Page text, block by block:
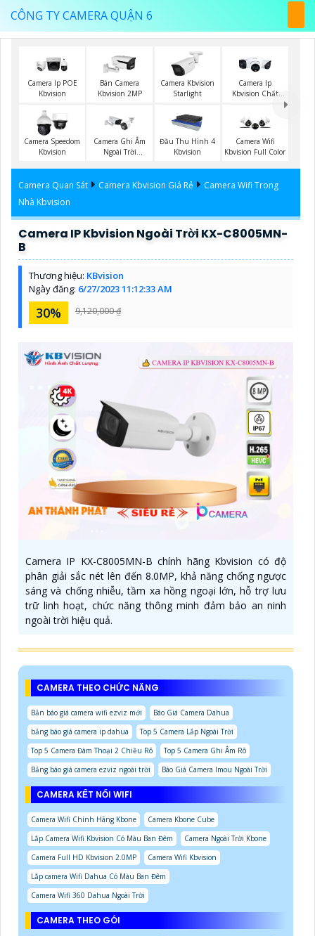
CÔNG TY CAMERA QUẬN 6
Camera Ip POE
Kbvision
Bán Camera
Kbvision 2MP
Camera Kbvision
Starlight
Camera Ip
Kbvision Chất
Camera Speedom
Kbvision
Camera Ghi Âm
Ngoài Trời
Đầu Thu Hình 4
Kbvision
Camera Wifi
Kbvision Full Color
Camera Quan Sát Camera Kbvision Giá Rẻ
Camera Wifi Trong
Nhà Kbvision
Camera IP Kbvision Ngoài Trời KX-C8005MN-
B
Thương hiệu: KBvision
Ngày đăng: 6/27/2023 11:12:33 AM
30% 9,120,000 ₫
Camera IP KX-C8005MN-B chính hãng Kbvision có độ
phân giải sắc nét lên đến 8.0MP, khả năng chống ngược
sáng và chống nhiễu, tầm xa hồng ngoại lớn, hỗ trợ lưu
trữ linh hoạt, chức năng thông minh đảm bảo an ninh
ngoài trời hiệu quả.
CAMERA THEO CHỨC NĂNG
Bản báo giá camera wifi ezviz mới
Báo Giá Camera Dahua
bảng báo giá camera ip dahua
Top 5 Camera Lắp Ngoài Trời
Top 5 Camera Đàm Thoại 2 Chiều Rõ
Top 5 Camera Ghi Âm Rõ
Bảng báo giá camera ezviz ngoài trời
Báo Giá Camera Imou Ngoài Trời
CAMERA KẾT NỐI WIFI
Camera Wifi Chính Hãng Kbone
Camera Kbone Cube
Lắp Camera Wifi Kbvision Có Màu Ban Đêm
Camera Ngoài Trời Kbone
Camera Full HD Kbvision 2.0MP
Camera Wifi Kbvision
Lắp camera Wifi Dahua Có Màu Ban Đêm
Camera Wifi 360 Dahua Ngoài Trời
CAMERA THEO GÓI